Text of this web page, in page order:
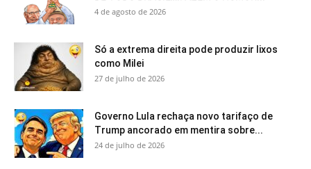
4 de agosto de 2026
Só a extrema direita pode produzir lixos
como Milei
27 de julho de 2026
Governo Lula rechaça novo tarifaço de
Trump ancorado em mentira sobre...
24 de julho de 2026